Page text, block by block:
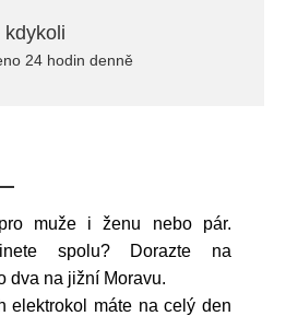
kdykoli
24 hodin denně
muže i ženu nebo pár.
spolu? Dorazte na
dva na jižní Moravu.
elektrokol máte na celý den